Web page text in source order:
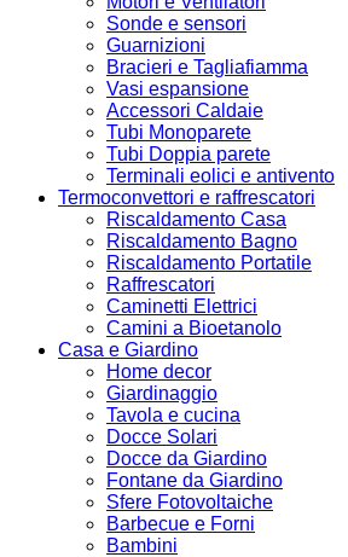
Sonde e sensori
Guarnizioni
Bracieri e Tagliafiamma
Vasi espansione
Accessori Caldaie
Tubi Monoparete
Tubi Doppia parete
Terminali eolici e antivento
Termoconvettori e raffrescatori
Riscaldamento Casa
Riscaldamento Bagno
Riscaldamento Portatile
Raffrescatori
Caminetti Elettrici
Camini a Bioetanolo
Casa e Giardino
Home decor
Giardinaggio
Tavola e cucina
Docce Solari
Docce da Giardino
Fontane da Giardino
Sfere Fotovoltaiche
Barbecue e Forni
Bambini